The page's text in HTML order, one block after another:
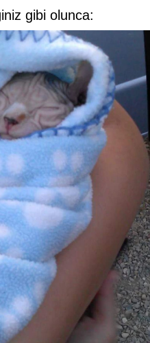
gibi olunca: